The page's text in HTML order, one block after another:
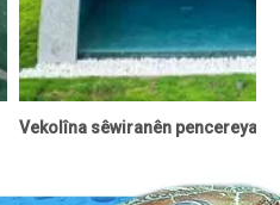
Vekolîna sêwiranên pencereya hewza akrilîk: Têkiliyek nûjen ji zerafeta avê re